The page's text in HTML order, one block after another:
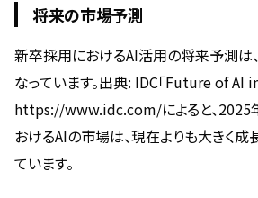
将来の市場予測
新卒採用におけるAI活用の将来予測は
なっています。出典: IDC「Future of
https://www.idc.com/によると、2025
おけるAIの市場は、現在よりも大きく
ています。